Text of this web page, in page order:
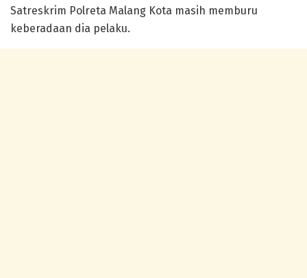
Satreskrim Polreta Malang Kota masih memburu
keberadaan dia pelaku.